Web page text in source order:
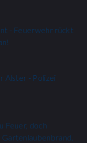
- Feuerwehr rückt
Alster - Polizei
Feuer, doch